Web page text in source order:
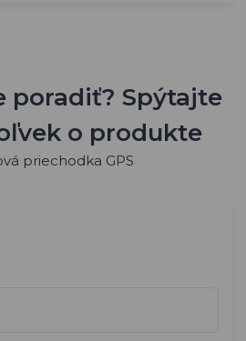
poradiť? Spýtajte
o produkte
priechodka GPS